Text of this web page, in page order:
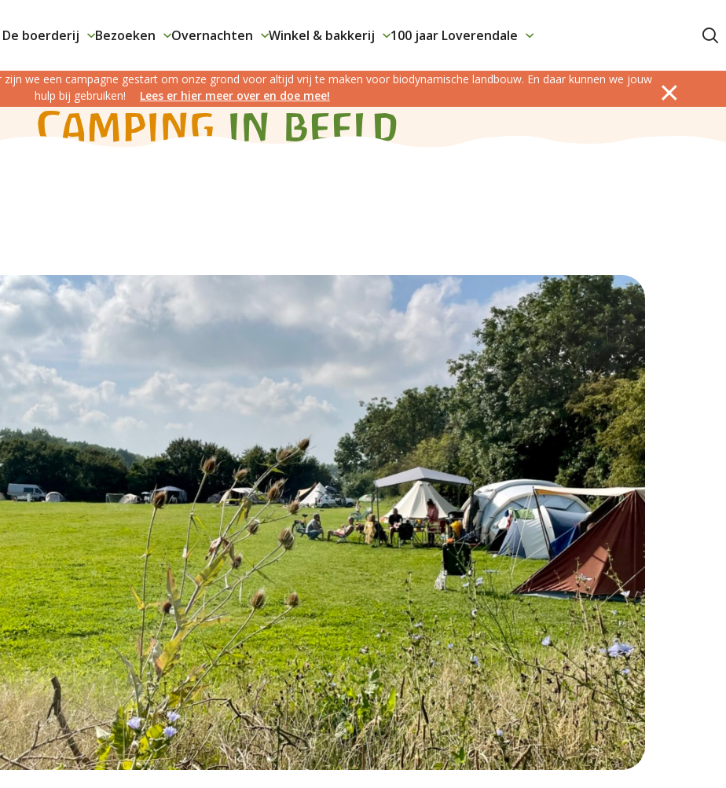
De boerderij Bezoeken Overnachten Winkel & bakkerij 100 jaar Loverendale
we een campagne gestart om onze grond voor altijd vrij te maken voor biodynamische landbouw. En daar kunnen we jouw
hulp bij gebruiken!
Lees er hier meer over en doe mee!
Camping in beeld